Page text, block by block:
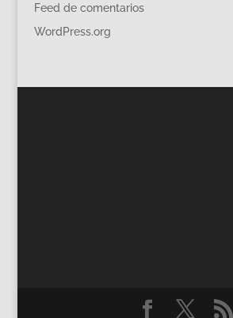
Feed de comentarios
WordPress.org